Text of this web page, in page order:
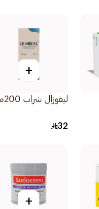
+
ليفوزال شراب 200مل
32
+